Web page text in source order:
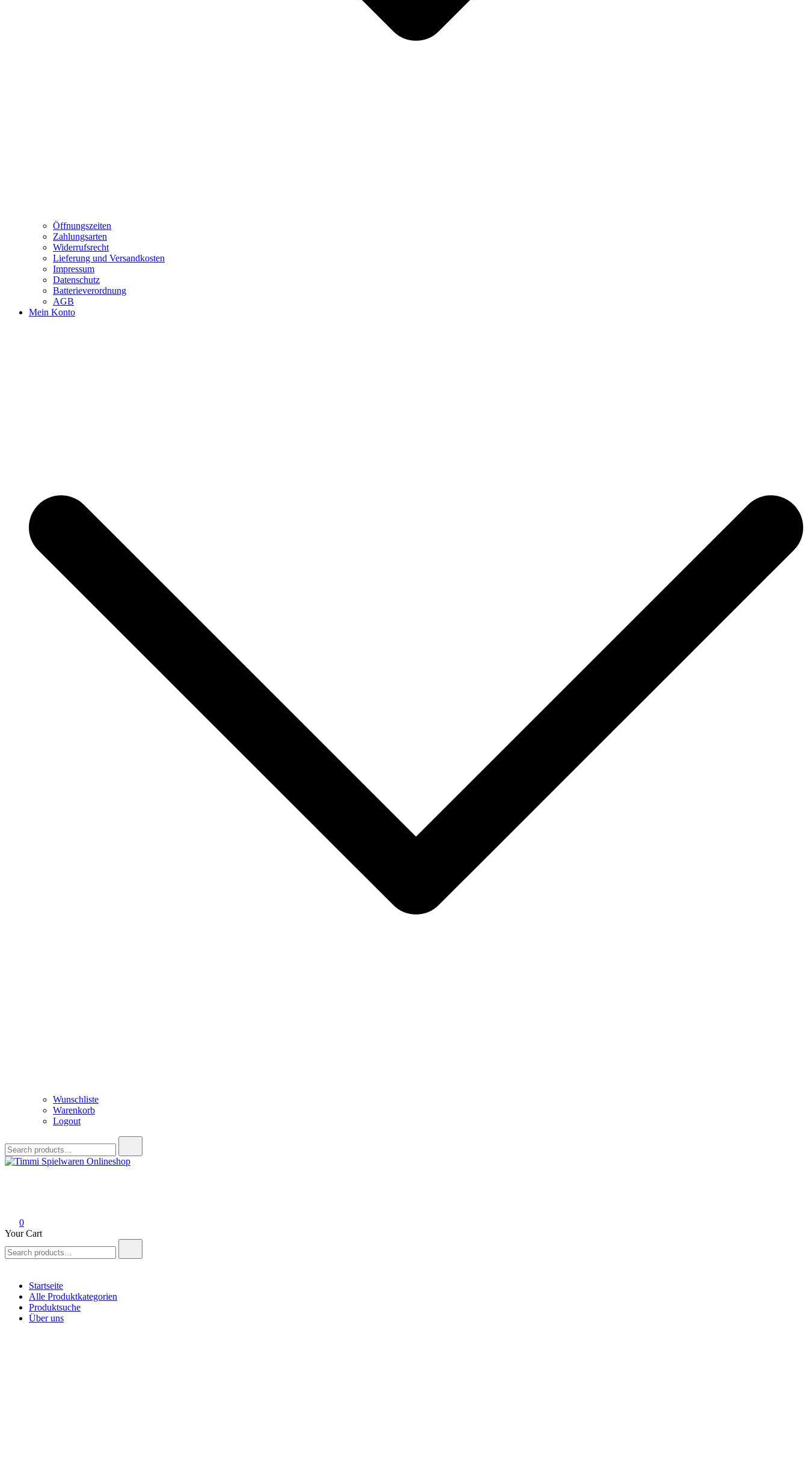
Öffnungszeiten
Zahlungsarten
Widerrufsrecht
Lieferung und Versandkosten
Impressum
Datenschutz
Batterieverordnung
AGB
Mein Konto
Wunschliste
Warenkorb
Logout
for:
0
Your Cart
for:
Startseite
Alle Produktkategorien
Produktsuche
Über uns